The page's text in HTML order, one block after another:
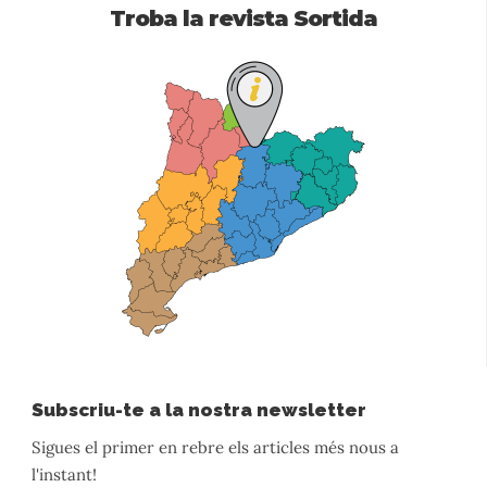
Troba la revista Sortida
Subscriu-te a la nostra newsletter
Sigues el primer en rebre els articles més nous a
l'instant!